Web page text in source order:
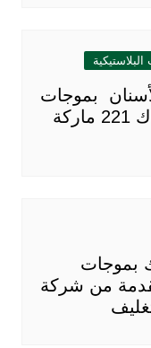
بموجات
الالتراسونيك موديل ام تـو بـاك 221 ماركة
بموجات
موديل 221 المقدمة من شركة